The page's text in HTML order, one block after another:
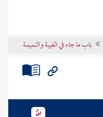
باب ما جاء في الغيبة والنميمة